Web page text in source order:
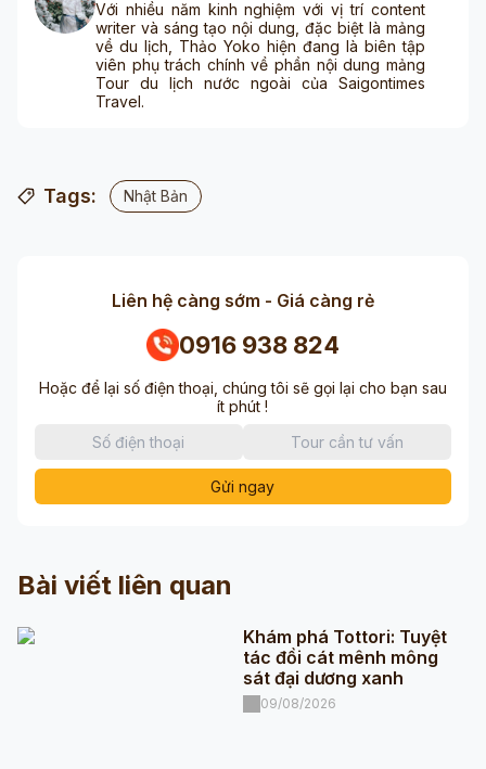
Với nhiều năm kinh nghiệm với vị trí content
writer và sáng tạo nội dung, đặc biệt là mảng
về du lịch, Thảo Yoko hiện đang là biên tập
viên phụ trách chính về phần nội dung mảng
Tour du lịch nước ngoài của Saigontimes
Travel.
Tags: Nhật Bản
Liên hệ càng sớm - Giá càng rẻ
0916 938 824
Hoặc để lại số điện thoại, chúng tôi sẽ gọi lại cho bạn sau
ít phút !
Gửi ngay
Bài viết liên quan
Khám phá Tottori: Tuyệt
tác đồi cát mênh mông
sát đại dương xanh
09/08/2026